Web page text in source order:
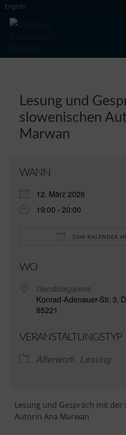
Skip
content
English
Lesung und
slowenischen
Marwan
WANN
12. März 2026
19:00 - 20:00
ZUM KALENDER
WO
Gemäldegalerie
Konrad-Adenauer-Str. 3,
85221
VERANSTALTUNGSTYP
Afterwork Lesung
Lesung und Gespräch mit der
Autorin Ana Marwan